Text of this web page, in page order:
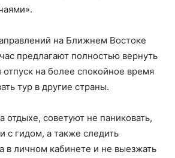
на Ближнем Востоке
предлагают полностью вернуть
отпуск на более спокойное время
тур в другие страны.
отдыхе, советуют не паниковать,
с гидом, а также следить
в личном кабинете и не выезжать